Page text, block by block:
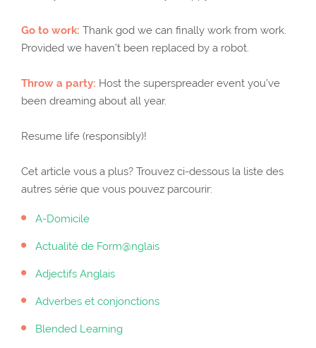
Go to work: Thank god we can finally work from work.
Provided we haven’t been replaced by a robot.
Throw a party: Host the superspreader event you’ve
been dreaming about all year.
Resume life (responsibly)!
Cet article vous a plus? Trouvez ci-dessous la liste des
autres série que vous pouvez parcourir:
A-Domicile
Actualité de Form@nglais
Adjectifs Anglais
Adverbes et conjonctions
Blended Learning